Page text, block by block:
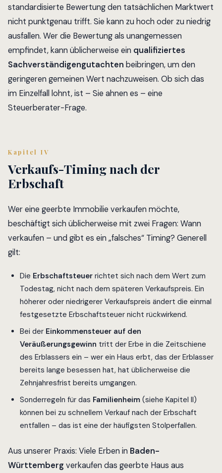
standardisierte Bewertung den tatsächlichen Marktwert
nicht punktgenau trifft. Sie kann zu hoch oder zu niedrig
ausfallen. Wer die Bewertung als unangemessen
empfindet, kann üblicherweise ein qualifiziertes
Sachverständigengutachten beibringen, um den
geringeren gemeinen Wert nachzuweisen. Ob sich das
im Einzelfall lohnt, ist – Sie ahnen es – eine
Steuerberater-Frage.
Kapitel IV
Verkaufs-Timing nach der
Erbschaft
Wer eine geerbte Immobilie verkaufen möchte,
beschäftigt sich üblicherweise mit zwei Fragen: Wann
verkaufen – und gibt es ein „falsches“ Timing? Generell
gilt:
Die Erbschaftsteuer richtet sich nach dem Wert zum
Todestag, nicht nach dem späteren Verkaufspreis. Ein
höherer oder niedrigerer Verkaufspreis ändert die einmal
festgesetzte Erbschaftsteuer nicht rückwirkend.
Bei der Einkommensteuer auf den
Veräußerungsgewinn tritt der Erbe in die Zeitschiene
des Erblassers ein – wer ein Haus erbt, das der Erblasser
bereits lange besessen hat, hat üblicherweise die
Zehnjahresfrist bereits umgangen.
Sonderregeln für das Familienheim (siehe Kapitel II)
können bei zu schnellem Verkauf nach der Erbschaft
entfallen – das ist eine der häufigsten Stolperfallen.
Aus unserer Praxis: Viele Erben in Baden-
Württemberg verkaufen das geerbte Haus aus